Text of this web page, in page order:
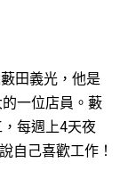
田義光，他是
一位店員。藪
每週上4天夜
自己喜歡工作！